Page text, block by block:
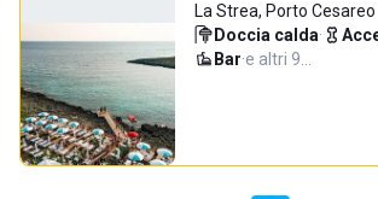
La Strea, Porto Cesareo
Doccia calda·
Bar·e altri 9…